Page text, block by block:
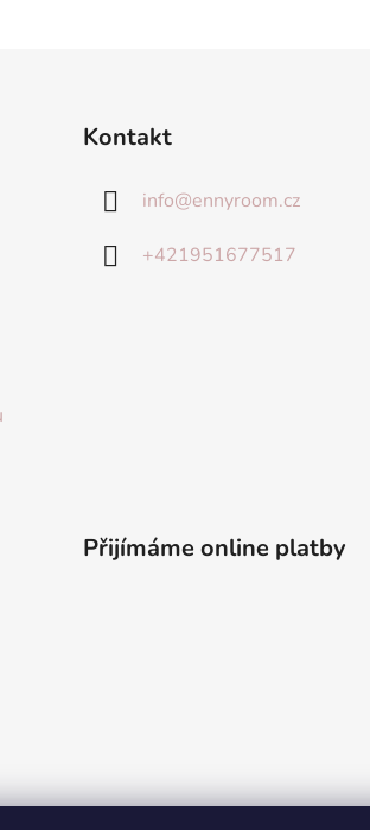
Kontakt
info@ennyroom.cz
+421951677517
Přijímáme online platby